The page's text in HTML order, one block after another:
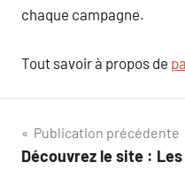
chaque campagne.
Tout savoir à propos de
Navigation
Publication précédente
Découvrez le site :